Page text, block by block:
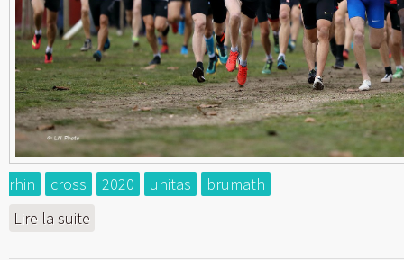
rhin cross 2020 unitas
brumath
Lire la suite